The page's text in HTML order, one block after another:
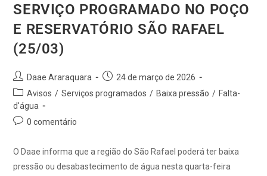
SERVIÇO PROGRAMADO NO POÇO
E RESERVATÓRIO SÃO RAFAEL
(25/03)
Daae Araraquara
24 de março de 2026
Avisos / Serviços programados / Baixa pressão / Falta-
d'água
0 comentário
O Daae informa que a região do São Rafael poderá ter baixa
pressão ou desabastecimento de água nesta quarta-feira